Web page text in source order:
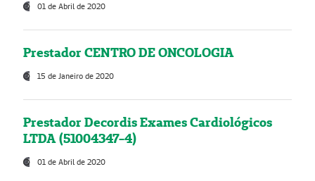
01 de Abril de 2020
Prestador CENTRO DE ONCOLOGIA
15 de Janeiro de 2020
Prestador Decordis Exames Cardiológicos
LTDA (51004347-4)
01 de Abril de 2020